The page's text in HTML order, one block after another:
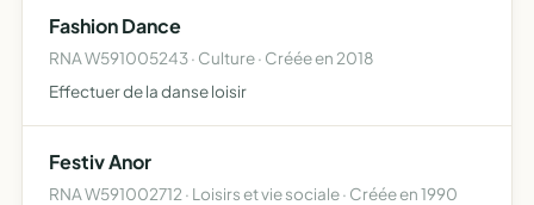
Fashion Dance
RNA W591005243 · Culture · Créée en 2018
Effectuer de la danse loisir
Festiv Anor
RNA W591002712 · Loisirs et vie sociale · Créée en 1990